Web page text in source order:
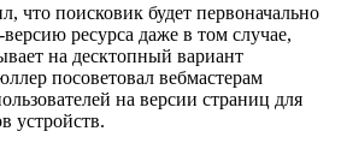
что поисковик будет первоначально
ресурса даже в том случае,
на десктопный вариант
посоветовал вебмастерам
на версии страниц для
устройств.